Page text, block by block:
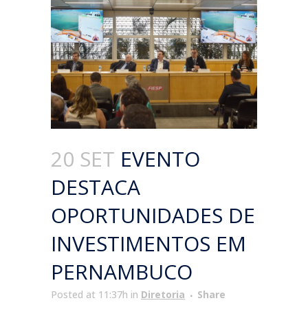
20 SET EVENTO
DESTACA
OPORTUNIDADES DE
INVESTIMENTOS EM
PERNAMBUCO
Posted at 11:37h in Diretoria Share